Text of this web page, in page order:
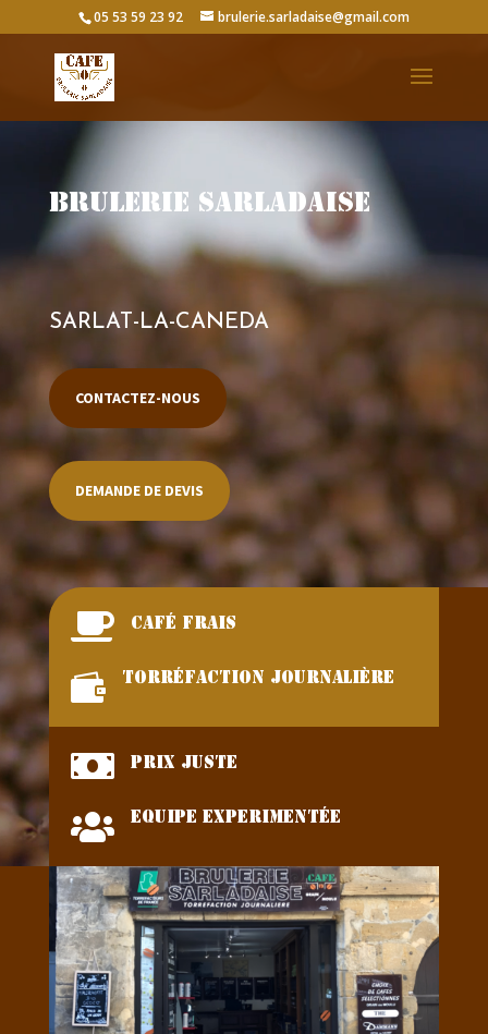
05 53 59 23 92 brulerie.sarladaise@gmail.com
vidéo
brulerie sarladaise
SARLAT-LA-CANEDA
CONTACTEZ-NOUS
DEMANDE DE DEVIS
 café frais
 Torréfaction journalière
 Prix juste
 Equipe experimentée